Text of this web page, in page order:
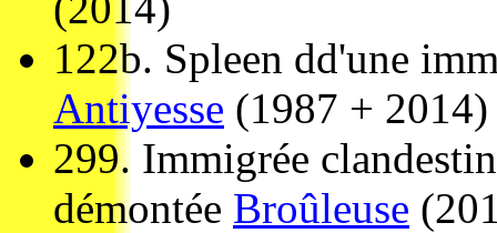
122b. Spleen dd'une
Antiyesse (1987 + 2014)
299. Immigrée
démontée Broûleuse